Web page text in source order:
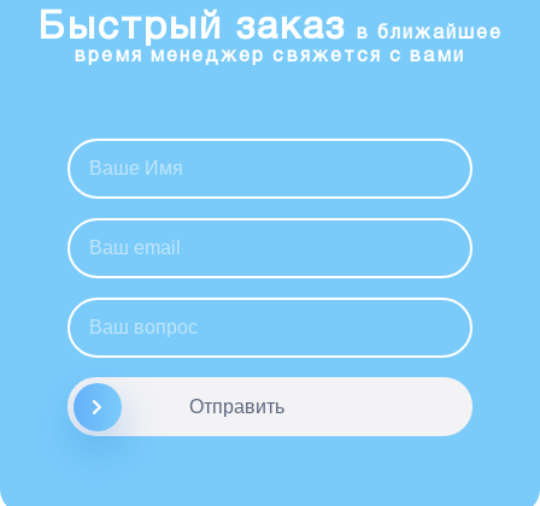
Быстрый заказ
в ближайшее
время менеджер свяжется с вами
Отправить